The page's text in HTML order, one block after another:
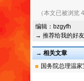
（本文已被浏览
编辑： bzgyfh
→ 推荐给我的好友
→ 相关文章
国务院总理温